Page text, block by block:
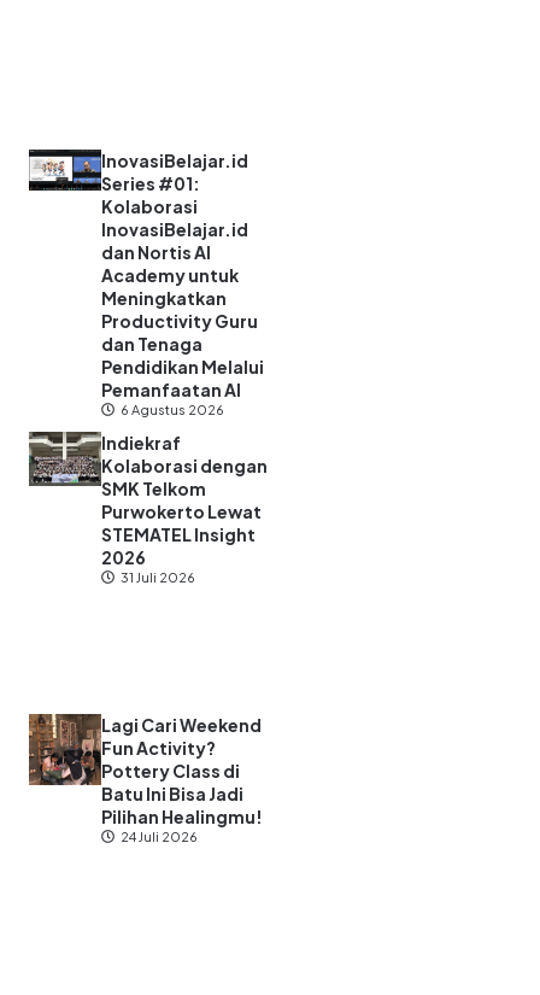
InovasiBelajar.id
Series #01:
Kolaborasi
InovasiBelajar.id
dan Nortis AI
Academy untuk
Meningkatkan
Productivity Guru
dan Tenaga
Pendidikan Melalui
Pemanfaatan AI
6 Agustus 2026
Indiekraf
Kolaborasi dengan
SMK Telkom
Purwokerto Lewat
STEMATEL Insight
2026
31 Juli 2026
Lagi Cari Weekend
Fun Activity?
Pottery Class di
Batu Ini Bisa Jadi
Pilihan Healingmu!
24 Juli 2026